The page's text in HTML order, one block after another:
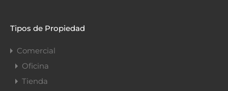
Tipos de Propiedad
Comercial
Oficina
Tienda